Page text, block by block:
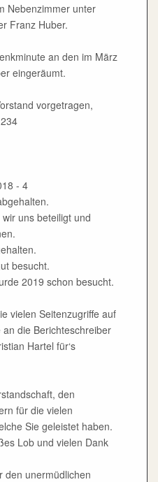
Nebenzimmer unter
Franz Huber.
an den im März
eingeräumt.
vorgetragen,
- 4
uns beteiligt und
besucht.
2019 schon besucht.
vielen Seitenzugriffe auf
die Berichteschreiber
Hartel für‘s
den
für die vielen
Sie geleistet haben.
Lob und vielen Dank
den unermüdlichen